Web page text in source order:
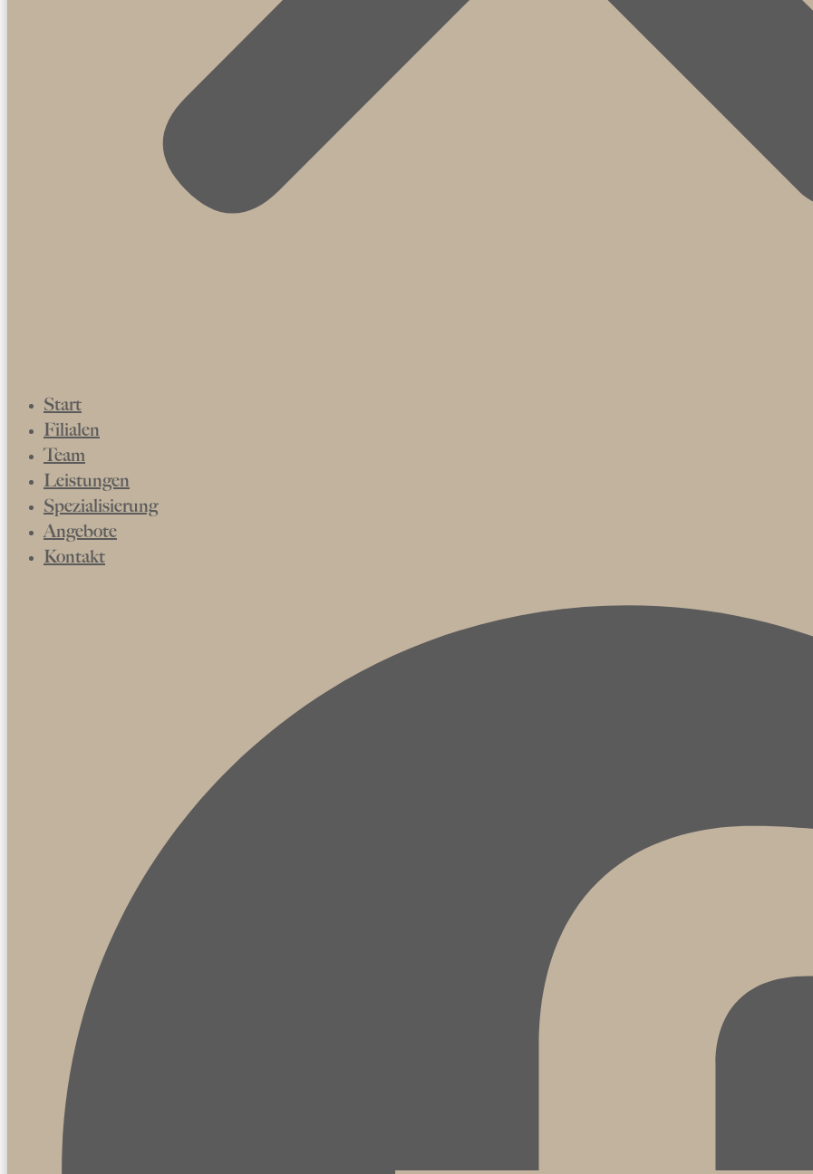
Start
Filialen
Team
Leistungen
Spezialisierung
Angebote
Kontakt